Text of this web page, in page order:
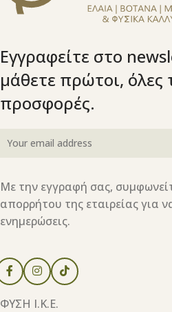
Εγγραφείτε στο
μάθετε πρώτοι, όλες
προσφορές.
Με την εγγραφή σας,
απορρήτου της εταιρείας για
ενημερώσεις.
ΦΥΣΗ Ι.Κ.Ε.